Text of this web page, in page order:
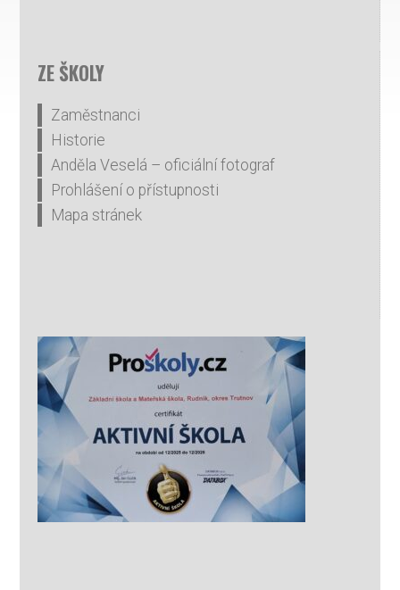
ZE ŠKOLY
Zaměstnanci
Historie
Anděla Veselá – oficiální fotograf
Prohlášení o přístupnosti
Mapa stránek